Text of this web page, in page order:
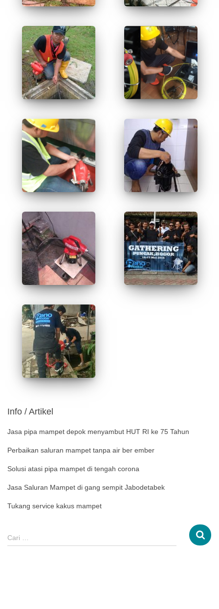
Info / Artikel
Jasa pipa mampet depok menyambut HUT RI ke 75 Tahun
Perbaikan saluran mampet tanpa air ber ember
Solusi atasi pipa mampet di tengah corona
Jasa Saluran Mampet di gang sempit Jabodetabek
Tukang service kakus mampet
Cari …